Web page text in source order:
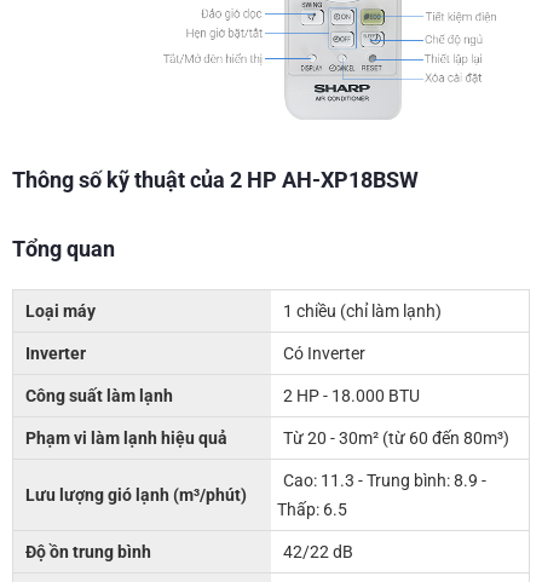
Thông số kỹ thuật của 2 HP AH-XP18BSW
Tổng quan
Loại máy 1 chiều (chỉ làm lạnh)
Inverter Có Inverter
Công suất làm lạnh 2 HP - 18.000 BTU
Phạm vi làm lạnh hiệu quả Từ 20 - 30m² (từ 60 đến 80m³)
Lưu lượng gió lạnh (m³/phút)
Cao: 11.3 - Trung bình: 8.9 -
Thấp: 6.5
Độ ồn trung bình 42/22 dB